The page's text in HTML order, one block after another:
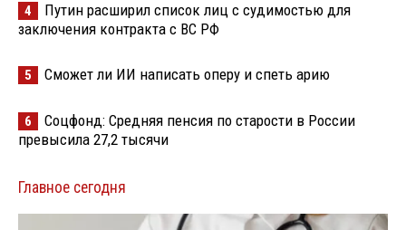
4
Путин расширил список лиц с судимостью для
заключения контракта с ВС РФ
5 Сможет ли ИИ написать оперу и спеть арию
6
Соцфонд: Средняя пенсия по старости в России
превысила 27,2 тысячи
Главное сегодня